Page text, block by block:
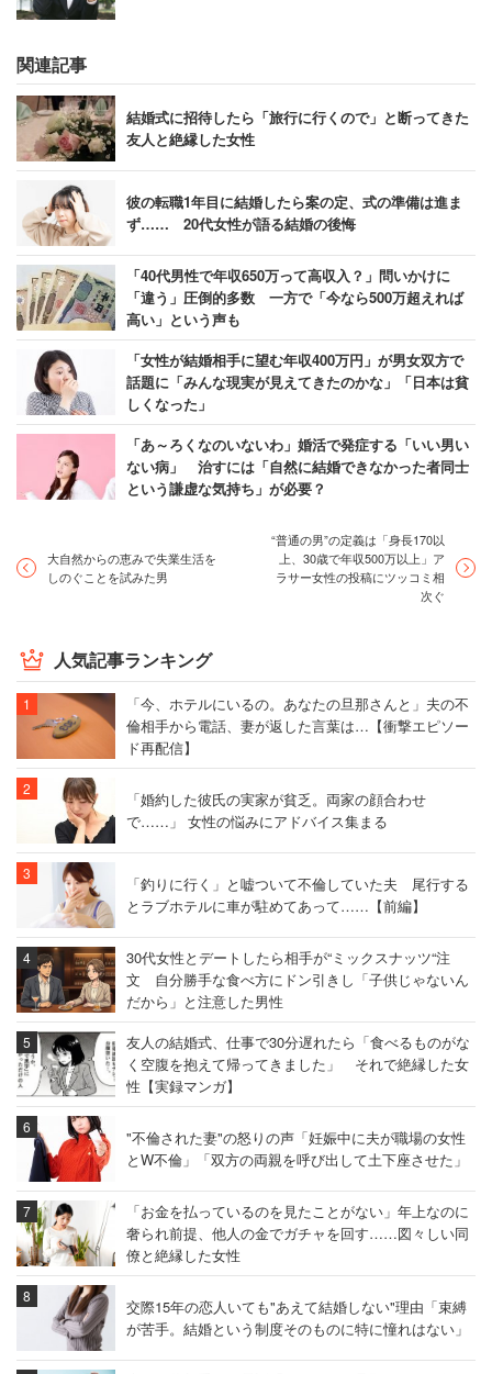
関連記事
結婚式に招待したら「旅行に行くので」と断ってきた
友人と絶縁した女性
彼の転職1年目に結婚したら案の定、式の準備は進ま
ず…… 20代女性が語る結婚の後悔
「40代男性で年収650万って高収入？」問いかけに
「違う」圧倒的多数 一方で「今なら500万超えれば
高い」という声も
「女性が結婚相手に望む年収400万円」が男女双方で
話題に「みんな現実が見えてきたのかな」「日本は貧
しくなった」
「あ～ろくなのいないわ」婚活で発症する「いい男い
ない病」 治すには「自然に結婚できなかった者同士
という謙虚な気持ち」が必要？
大自然からの恵みで失業生活を
しのぐことを試みた男
“普通の男”の定義は「身長170以
上、30歳で年収500万以上」ア
ラサー女性の投稿にツッコミ相
次ぐ
人気記事ランキング
「今、ホテルにいるの。あなたの旦那さんと」夫の不
倫相手から電話、妻が返した言葉は…【衝撃エピソー
ド再配信】
「婚約した彼氏の実家が貧乏。両家の顔合わせ
で……」 女性の悩みにアドバイス集まる
「釣りに行く」と嘘ついて不倫していた夫 尾行する
とラブホテルに車が駐めてあって……【前編】
30代女性とデートしたら相手が“ミックスナッツ“注
文 自分勝手な食べ方にドン引きし「子供じゃないん
だから」と注意した男性
友人の結婚式、仕事で30分遅れたら「食べるものがな
く空腹を抱えて帰ってきました」 それで絶縁した女
性【実録マンガ】
"不倫された妻"の怒りの声「妊娠中に夫が職場の女性
とW不倫」「双方の両親を呼び出して土下座させた」
「お金を払っているのを見たことがない」年上なのに
奢られ前提、他人の金でガチャを回す……図々しい同
僚と絶縁した女性
交際15年の恋人いても"あえて結婚しない"理由「束縛
が苦手。結婚という制度そのものに特に憧れはない」